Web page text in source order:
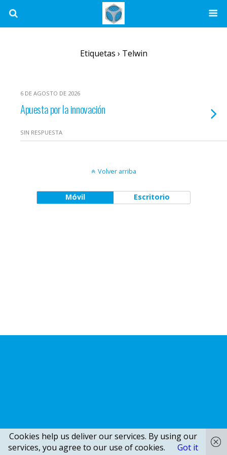
Etiquetas › Telwin
6 DE AGOSTO DE 2026
Apuesta por la innovación
SIN RESPUESTA
Volver arriba
Móvil Escritorio
Cookies help us deliver our services. By using our
services, you agree to our use of cookies.
Got it